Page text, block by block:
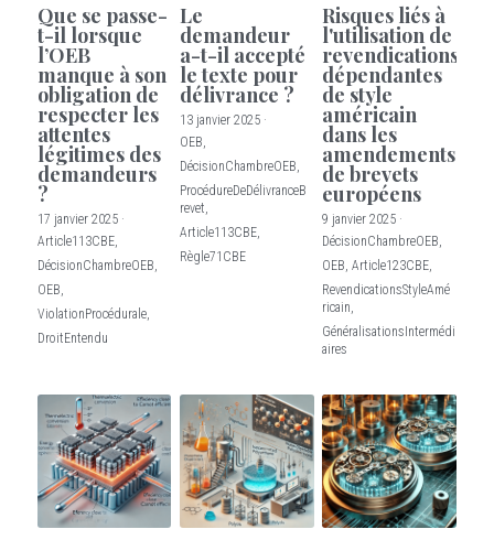
Que se passe-
t-il lorsque
l’OEB
manque à son
obligation de
respecter les
attentes
légitimes des
demandeurs
?
17 janvier 2025 ·
Article113CBE,
DécisionChambreOEB,
OEB,
ViolationProcédurale,
DroitEntendu
Le
demandeur
a-t-il accepté
le texte pour
délivrance ?
13 janvier 2025 ·
OEB,
DécisionChambreOEB,
ProcédureDeDélivranceB
revet,
Article113CBE,
Règle71CBE
Risques liés à
l'utilisation de
revendications
dépendantes
de style
américain
dans les
amendements
de brevets
européens
9 janvier 2025 ·
DécisionChambreOEB,
OEB, Article123CBE,
RevendicationsStyleAmé
ricain,
GénéralisationsIntermédi
aires